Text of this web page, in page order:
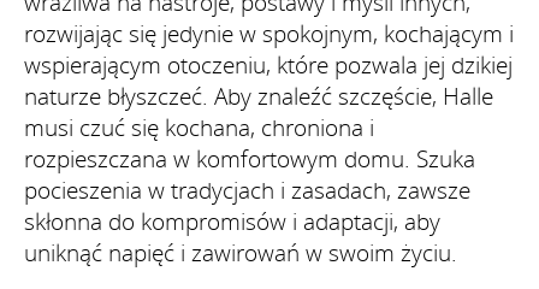
rozwijając się jedynie w spokojnym, kochającym i
wspierającym otoczeniu, które pozwala jej dzikiej
naturze błyszczeć. Aby znaleźć szczęście, Halle
musi czuć się kochana, chroniona i
rozpieszczana w komfortowym domu. Szuka
pocieszenia w tradycjach i zasadach, zawsze
skłonna do kompromisów i adaptacji, aby
uniknąć napięć i zawirowań w swoim życiu.